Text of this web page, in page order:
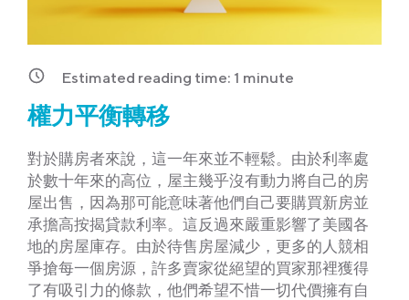
Estimated reading time: 1 minute
權力平衡轉移
對於購房者來說，這一年來並不輕鬆。由於利率處
於數十年來的高位，屋主幾乎沒有動力將自己的房
屋出售，因為那可能意味著他們自己要購買新房並
承擔高按揭貸款利率。這反過來嚴重影響了美國各
地的房屋庫存。由於待售房屋減少，更多的人競相
爭搶每一個房源，許多賣家從絕望的買家那裡獲得
了有吸引力的條款，他們希望不惜一切代價擁有自